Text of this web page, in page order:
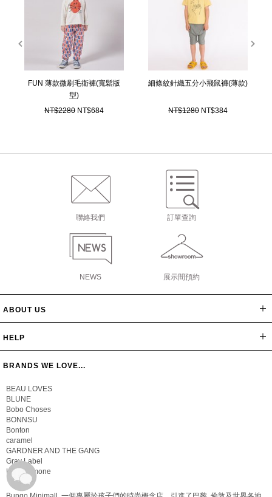
FUN 薄款微刷毛衛褲(寬鬆版
型)
NT$2280 NT$684
細條紋針織五分小飛鼠褲(薄款)
NT$1280 NT$384
聯絡我們 訂單查詢
NEWS 展示間預約
ABOUT US
HELP
BRANDS WE LOVE...
BEAU LOVES
BLUNE
Bobo Choses
BONNSU
Bonton
caramel
GARDNER AND THE GANG
Gray Label
Hello Simone